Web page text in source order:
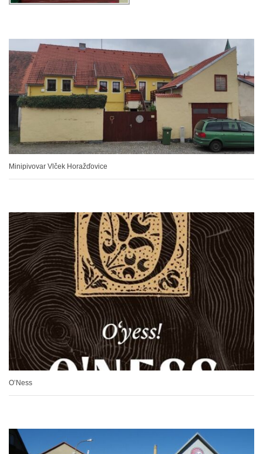
Minipivovar Vlček Horažďovice
O’Ness